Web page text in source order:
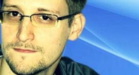
كأس العالم
البرامج
جدول البرامج